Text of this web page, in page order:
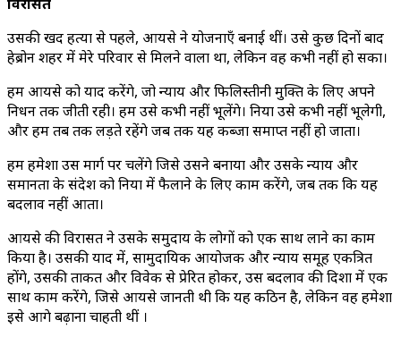
उसकी दुखद हत्या से पहले, आयसे ने योजनाएँ बनाई थीं। उसे कुछ दिनों बाद
हेब्रोन शहर में मेरे परिवार से मिलने वाला था, लेकिन वह कभी नहीं हो सका।
हम आयसे को याद करेंगे, जो न्याय और फिलिस्तीनी मुक्ति के लिए अपने
निधन तक जीती रही। हम उसे कभी नहीं भूलेंगे। दुनिया उसे कभी नहीं भूलेगी,
और हम तब तक लड़ते रहेंगे जब तक यह कब्जा समाप्त नहीं हो जाता।
हम हमेशा उस मार्ग पर चलेंगे जिसे उसने बनाया और उसके न्याय और
समानता के संदेश को दुनिया में फैलाने के लिए काम करेंगे, जब तक कि यह
बदलाव नहीं आता।
आयसे की विरासत ने उसके समुदाय के लोगों को एक साथ लाने का काम
किया है। उसकी याद में, सामुदायिक आयोजक और न्याय समूह एकत्रित
होंगे, उसकी ताकत और विवेक से प्रेरित होकर, उस बदलाव की दिशा में एक
साथ काम करेंगे, जिसे आयसे जानती थी कि यह कठिन है, लेकिन वह हमेशा
इसे आगे बढ़ाना चाहती थीं ।